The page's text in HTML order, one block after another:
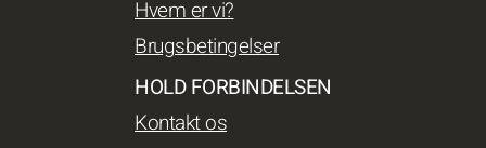
Hvem er vi?
Brugsbetingelser
HOLD FORBINDELSEN
Kontakt os